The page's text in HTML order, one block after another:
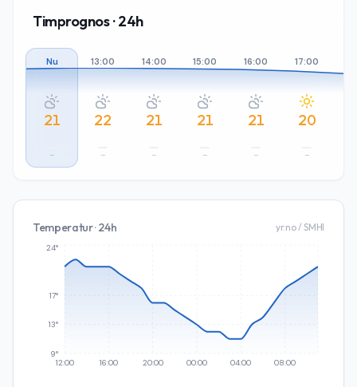
Timprognos · 24h
Nu
21
–
13:00
22
–
14:00
21
–
15:00
21
–
16:00
21
–
17:00
20
–
Temperatur · 24h yr.no / SMHI
12:00 16:00 20:00 00:00 04:00 08:00
9°
13°
17°
24°